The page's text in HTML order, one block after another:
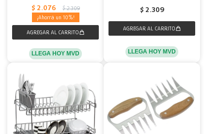
$ 2.076 $ 2.309
10
LLEGA HOY MVD
$ 2.309
LLEGA HOY MVD